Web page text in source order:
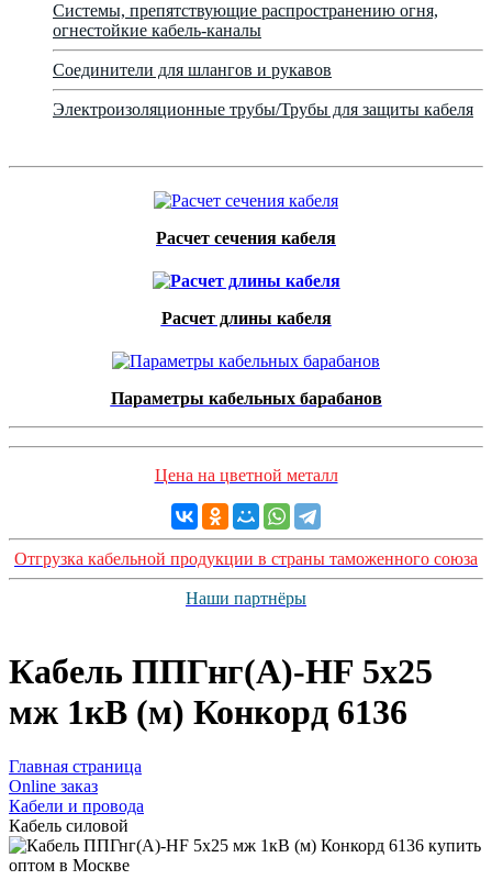
Системы, препятствующие распространению огня,
огнестойкие кабель-каналы
Соединители для шлангов и рукавов
Электроизоляционные трубы/Трубы для защиты кабеля
Расчет сечения кабеля
Расчет длины кабеля
Параметры кабельных барабанов
Цена на цветной металл
Отгрузка кабельной продукции в страны таможенного союза
Наши партнёры
Кабель ППГнг(А)-HF 5х25
мж 1кВ (м) Конкорд 6136
Главная страница
Оnline заказ
Кабели и провода
Кабель силовой